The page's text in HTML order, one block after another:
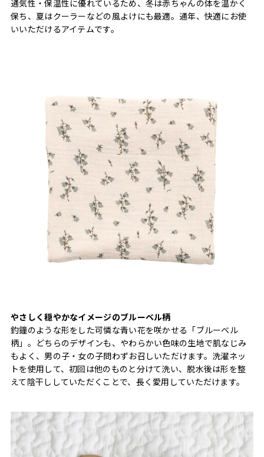
通気性・保温性に優れているため、冬は赤ちゃんの体を温かく
保ち、夏はクーラーなどの風よけにも最適。通年、快適にお使
いいただけるアイテムです。
やさしく穏やかなイメージのブルーベル柄
釣鐘のような形をした可憐な青い花を咲かせる「ブルーベル
柄」。どちらのデザインも、やわらかい色味の生地で肌なじみ
もよく、男の子・女の子問わずお召しいただけます。洗濯ネッ
トを使用して、初回は他のものと分けて洗い、脱水後は形を整
えて陰干ししていただくことで、長く愛用していただけます。